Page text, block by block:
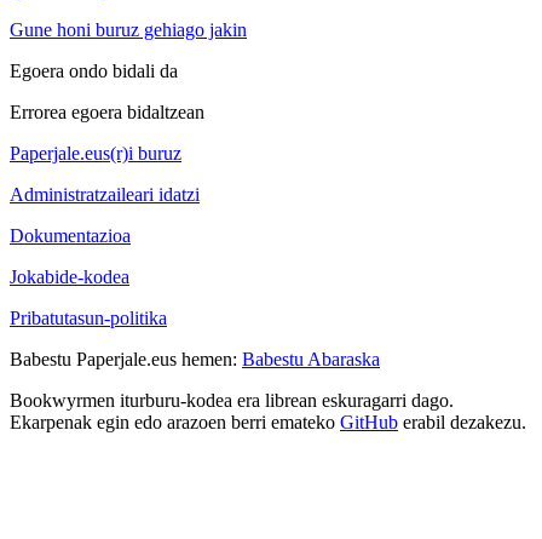
Gune honi buruz gehiago jakin
Egoera ondo bidali da
Errorea egoera bidaltzean
Paperjale.eus(r)i buruz
Administratzaileari idatzi
Dokumentazioa
Jokabide-kodea
Pribatutasun-politika
Babestu Paperjale.eus hemen: Babestu Abaraska
Bookwyrmen iturburu-kodea era librean eskuragarri dago.
Ekarpenak egin edo arazoen berri emateko GitHub erabil dezakezu.